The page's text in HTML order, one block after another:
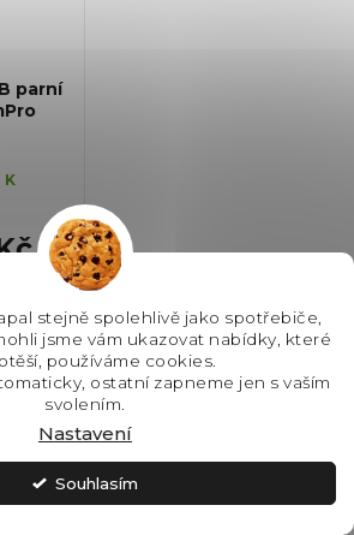
stejně spolehlivě jako spotřebiče,
jsme vám ukazovat nabídky, které
používáme cookies.
ostatní zapneme jen s vaším
svolením.
Nastavení
Souhlasím
parní
K
Parní
Čištění:
l, Max.
Rozměry
mm,